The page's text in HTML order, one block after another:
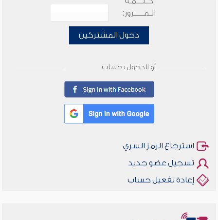
الـمـــــرور:
دخول المشتركين
أو الدخول بحساب
استرجاع الرمز السري
تسجيل عضو جديد
إعادة تفعيل حساب